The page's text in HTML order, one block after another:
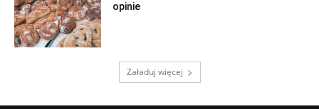
opinie
Załaduj więcej